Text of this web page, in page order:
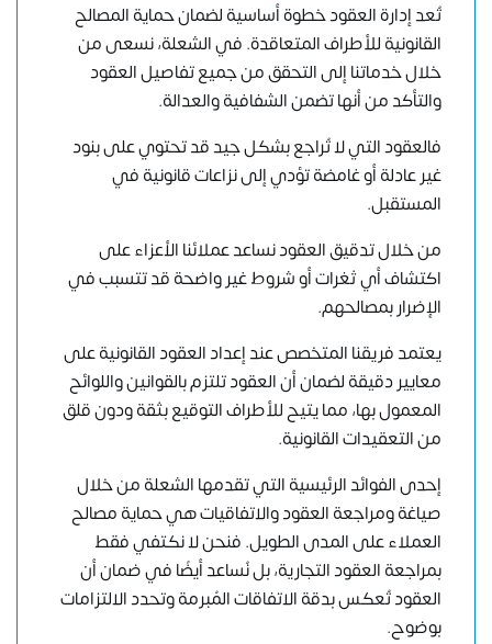
تُعد إدارة العقود خطوة أساسية لضمان حماية المصالح
القانونية للأطراف المتعاقدة. في الشعلة، نسعى من
خلال خدماتنا إلى التحقق من جميع تفاصيل العقود
والتأكد من أنها تضمن الشفافية والعدالة.
فالعقود التي لا تُراجع بشكل جيد قد تحتوي على بنود
غير عادلة أو غامضة تؤدي إلى نزاعات قانونية في
المستقبل.
من خلال تدقيق العقود نساعد عملائنا الأعزاء على
اكتشاف أي ثغرات أو شروط غير واضحة قد تتسبب في
الإضرار بمصالحهم.
يعتمد فريقنا المتخصص عند إعداد العقود القانونية على
معايير دقيقة لضمان أن العقود تلتزم بالقوانين واللوائح
المعمول بها، مما يتيح للأطراف التوقيع بثقة ودون قلق
من التعقيدات القانونية.
إحدى الفوائد الرئيسية التي تقدمها الشعلة من خلال
صياغة ومراجعة العقود والاتفاقيات هي حماية مصالح
العملاء على المدى الطويل. فنحن لا نكتفي فقط
بمراجعة العقود التجارية، بل نُساعد أيضًا في ضمان أن
العقود تُعكس بدقة الاتفاقات المُبرمة وتحدد الالتزامات
بوضوح.